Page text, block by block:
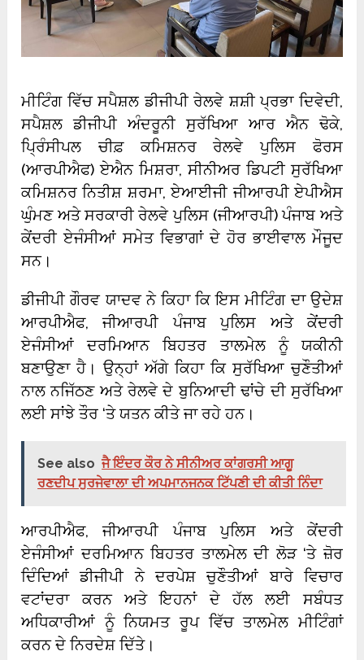
ਮੀਟਿੰਗ ਵਿੱਚ ਸਪੈਸ਼ਲ ਡੀਜੀਪੀ ਰੇਲਵੇ ਸ਼ਸ਼ੀ ਪ੍ਰਭਾ ਦਿਵੇਦੀ,
ਸਪੈਸ਼ਲ ਡੀਜੀਪੀ ਅੰਦਰੂਨੀ ਸੁਰੱਖਿਆ ਆਰ ਐਨ ਢੋਕੇ,
ਪ੍ਰਿੰਸੀਪਲ ਚੀਫ਼ ਕਮਿਸ਼ਨਰ ਰੇਲਵੇ ਪੁਲਿਸ ਫੋਰਸ
(ਆਰਪੀਐਫ) ਏਐਨ ਮਿਸ਼ਰਾ, ਸੀਨੀਅਰ ਡਿਪਟੀ ਸੁਰੱਖਿਆ
ਕਮਿਸ਼ਨਰ ਨਿਤੀਸ਼ ਸ਼ਰਮਾ, ਏਆਈਜੀ ਜੀਆਰਪੀ ਏਪੀਐਸ
ਘੁੰਮਣ ਅਤੇ ਸਰਕਾਰੀ ਰੇਲਵੇ ਪੁਲਿਸ (ਜੀਆਰਪੀ) ਪੰਜਾਬ ਅਤੇ
ਕੇਂਦਰੀ ਏਜੰਸੀਆਂ ਸਮੇਤ ਵਿਭਾਗਾਂ ਦੇ ਹੋਰ ਭਾਈਵਾਲ ਮੌਜੂਦ
ਸਨ।
ਡੀਜੀਪੀ ਗੌਰਵ ਯਾਦਵ ਨੇ ਕਿਹਾ ਕਿ ਇਸ ਮੀਟਿੰਗ ਦਾ ਉਦੇਸ਼
ਆਰਪੀਐਫ, ਜੀਆਰਪੀ ਪੰਜਾਬ ਪੁਲਿਸ ਅਤੇ ਕੇਂਦਰੀ
ਏਜੰਸੀਆਂ ਦਰਮਿਆਨ ਬਿਹਤਰ ਤਾਲਮੇਲ ਨੂੰ ਯਕੀਨੀ
ਬਣਾਉਣਾ ਹੈ। ਉਨ੍ਹਾਂ ਅੱਗੇ ਕਿਹਾ ਕਿ ਸੁਰੱਖਿਆ ਚੁਣੌਤੀਆਂ
ਨਾਲ ਨਜਿੱਠਣ ਅਤੇ ਰੇਲਵੇ ਦੇ ਬੁਨਿਆਦੀ ਢਾਂਚੇ ਦੀ ਸੁਰੱਖਿਆ
ਲਈ ਸਾਂਝੇ ਤੌਰ ‘ਤੇ ਯਤਨ ਕੀਤੇ ਜਾ ਰਹੇ ਹਨ।
See also ਜੈ ਇੰਦਰ ਕੌਰ ਨੇ ਸੀਨੀਅਰ ਕਾਂਗਰਸੀ ਆਗੂ
ਰਣਦੀਪ ਸੁਰਜੇਵਾਲਾ ਦੀ ਅਪਮਾਨਜਨਕ ਟਿੱਪਣੀ ਦੀ ਕੀਤੀ ਨਿੰਦਾ
ਆਰਪੀਐਫ, ਜੀਆਰਪੀ ਪੰਜਾਬ ਪੁਲਿਸ ਅਤੇ ਕੇਂਦਰੀ
ਏਜੰਸੀਆਂ ਦਰਮਿਆਨ ਬਿਹਤਰ ਤਾਲਮੇਲ ਦੀ ਲੋੜ ‘ਤੇ ਜ਼ੋਰ
ਦਿੰਦਿਆਂ ਡੀਜੀਪੀ ਨੇ ਦਰਪੇਸ਼ ਚੁਣੌਤੀਆਂ ਬਾਰੇ ਵਿਚਾਰ
ਵਟਾਂਦਰਾ ਕਰਨ ਅਤੇ ਇਹਨਾਂ ਦੇ ਹੱਲ ਲਈ ਸਬੰਧਤ
ਅਧਿਕਾਰੀਆਂ ਨੂੰ ਨਿਯਮਤ ਰੂਪ ਵਿੱਚ ਤਾਲਮੇਲ ਮੀਟਿੰਗਾਂ
ਕਰਨ ਦੇ ਨਿਰਦੇਸ਼ ਦਿੱਤੇ।